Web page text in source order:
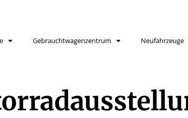
Gebrauchtwagenzentrum Neufahrzeuge